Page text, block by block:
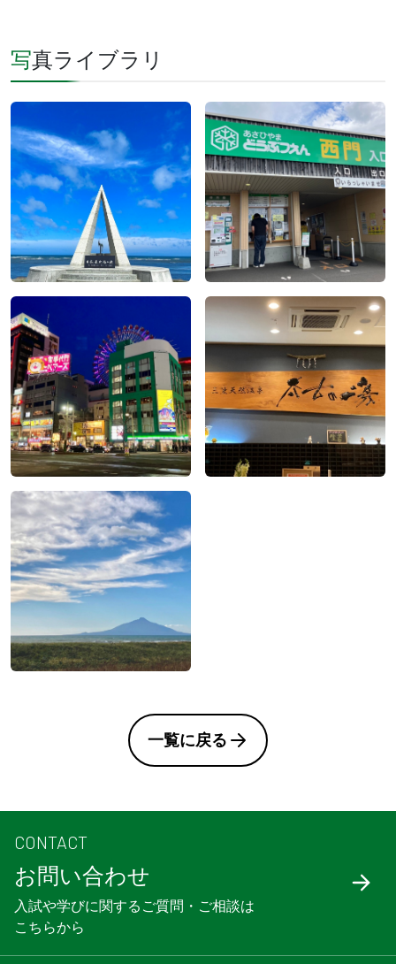
写真ライブラリ
一覧に戻る
CONTACT
お問い合わせ
入試や学びに関するご質問・ご相談は
こちらから